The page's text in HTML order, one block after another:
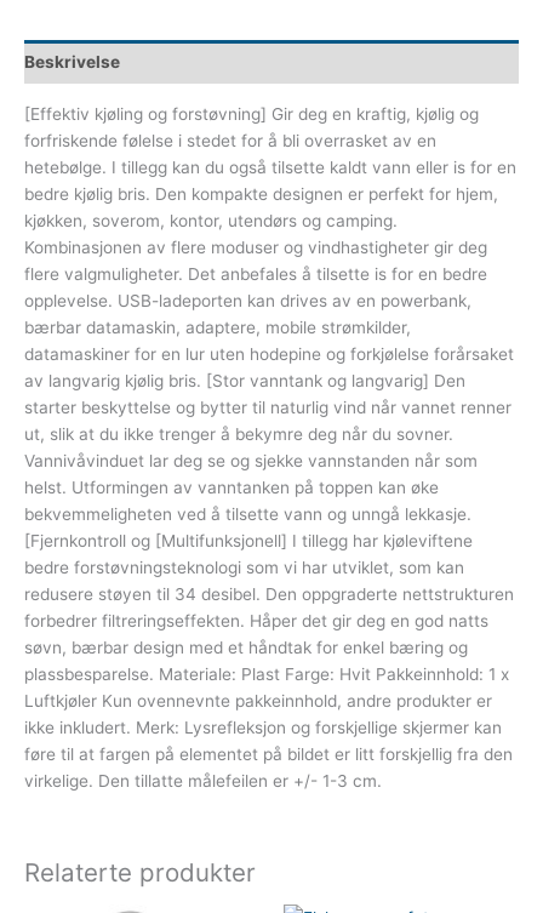
Beskrivelse
[Effektiv kjøling og forstøvning] Gir deg en kraftig, kjølig og
forfriskende følelse i stedet for å bli overrasket av en
hetebølge. I tillegg kan du også tilsette kaldt vann eller is for en
bedre kjølig bris. Den kompakte designen er perfekt for hjem,
kjøkken, soverom, kontor, utendørs og camping.
Kombinasjonen av flere moduser og vindhastigheter gir deg
flere valgmuligheter. Det anbefales å tilsette is for en bedre
opplevelse. USB-ladeporten kan drives av en powerbank,
bærbar datamaskin, adaptere, mobile strømkilder,
datamaskiner for en lur uten hodepine og forkjølelse forårsaket
av langvarig kjølig bris. [Stor vanntank og langvarig] Den
starter beskyttelse og bytter til naturlig vind når vannet renner
ut, slik at du ikke trenger å bekymre deg når du sovner.
Vannivåvinduet lar deg se og sjekke vannstanden når som
helst. Utformingen av vanntanken på toppen kan øke
bekvemmeligheten ved å tilsette vann og unngå lekkasje.
[Fjernkontroll og [Multifunksjonell] I tillegg har kjøleviftene
bedre forstøvningsteknologi som vi har utviklet, som kan
redusere støyen til 34 desibel. Den oppgraderte nettstrukturen
forbedrer filtreringseffekten. Håper det gir deg en god natts
søvn, bærbar design med et håndtak for enkel bæring og
plassbesparelse. Materiale: Plast Farge: Hvit Pakkeinnhold: 1 x
Luftkjøler Kun ovennevnte pakkeinnhold, andre produkter er
ikke inkludert. Merk: Lysrefleksjon og forskjellige skjermer kan
føre til at fargen på elementet på bildet er litt forskjellig fra den
virkelige. Den tillatte målefeilen er +/- 1-3 cm.
Relaterte produkter